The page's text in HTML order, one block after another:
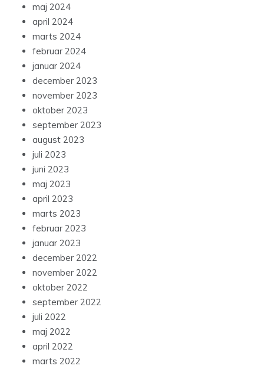
maj 2024
april 2024
marts 2024
februar 2024
januar 2024
december 2023
november 2023
oktober 2023
september 2023
august 2023
juli 2023
juni 2023
maj 2023
april 2023
marts 2023
februar 2023
januar 2023
december 2022
november 2022
oktober 2022
september 2022
juli 2022
maj 2022
april 2022
marts 2022